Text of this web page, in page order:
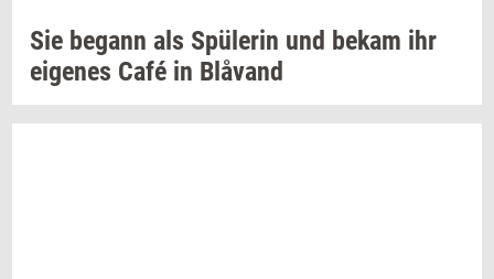
Sie be­gann als Spülerin und bekam ihr
ei­ge­nes Café in Blåvand